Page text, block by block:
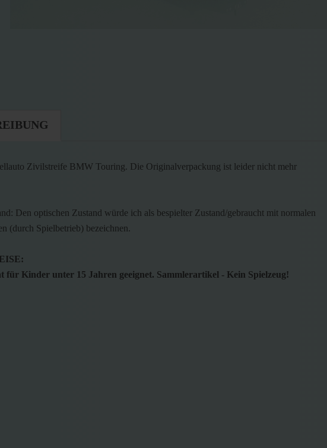
Zivilstreife BMW Touring. Die Originalverpackung ist leider nicht mehr
Den optischen Zustand würde ich als bespielter Zustand/gebraucht mit normalen
(durch Spielbetrieb) bezeichnen.
für Kinder unter 15 Jahren geeignet. Sammlerartikel - Kein Spielzeug!